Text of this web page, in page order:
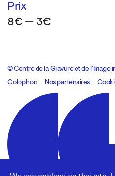
Prix
8€ — 3€
© Centre de la Gravure et de l’Image
Colophon
Design:Marcel Kaczmarek, code:
Nos partenaires